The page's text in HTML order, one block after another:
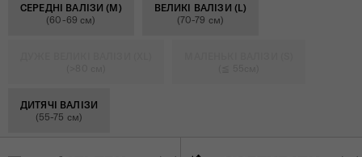
СЕРЕДНІ ВАЛІЗИ (M)
(60-69 см)
ВЕЛИКІ ВАЛІЗИ (L)
(70-79 см)
ДИТЯЧІ ВАЛІЗИ
(55-75 см)